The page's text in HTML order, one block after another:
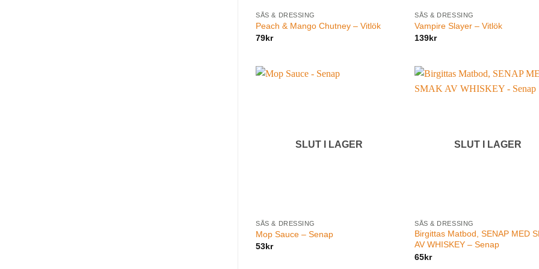
SÅS & DRESSING
Peach & Mango Chutney – Vitlök
79kr
SÅS & DRESSING
Vampire Slayer – Vitlök
139kr
SLUT I LAGER
SÅS & DRESSING
Mop Sauce – Senap
53kr
SLUT I LAGER
SÅS & DRESSING
Birgittas Matbod, SENAP MED
AV WHISKEY – Senap
65kr